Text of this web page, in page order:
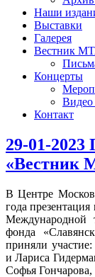
Наши
Выставки
Галерея
Вестник
Концерты
Видео
Контакт
29-01-2023
«Вестник
В Центре
года
Международной
фонда
приняли
и Лариса
Софья